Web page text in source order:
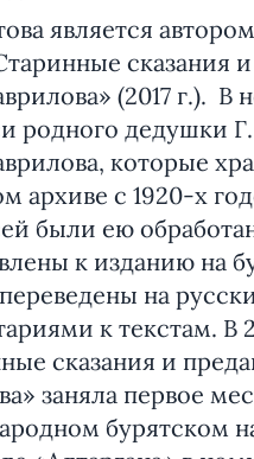
является
сказания
(2017 г.). В
родного дедушки
которые
архиве с 1920-х
были ею
к изданию на
на
к текстам. В
сказания и
заняла первое
бурятском